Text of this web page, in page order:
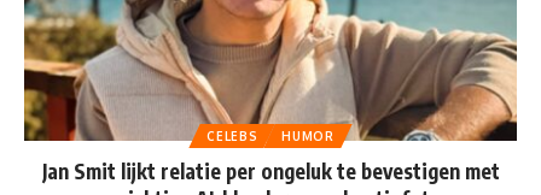
CELEBS HUMOR
Jan Smit lijkt relatie per ongeluk te bevestigen met